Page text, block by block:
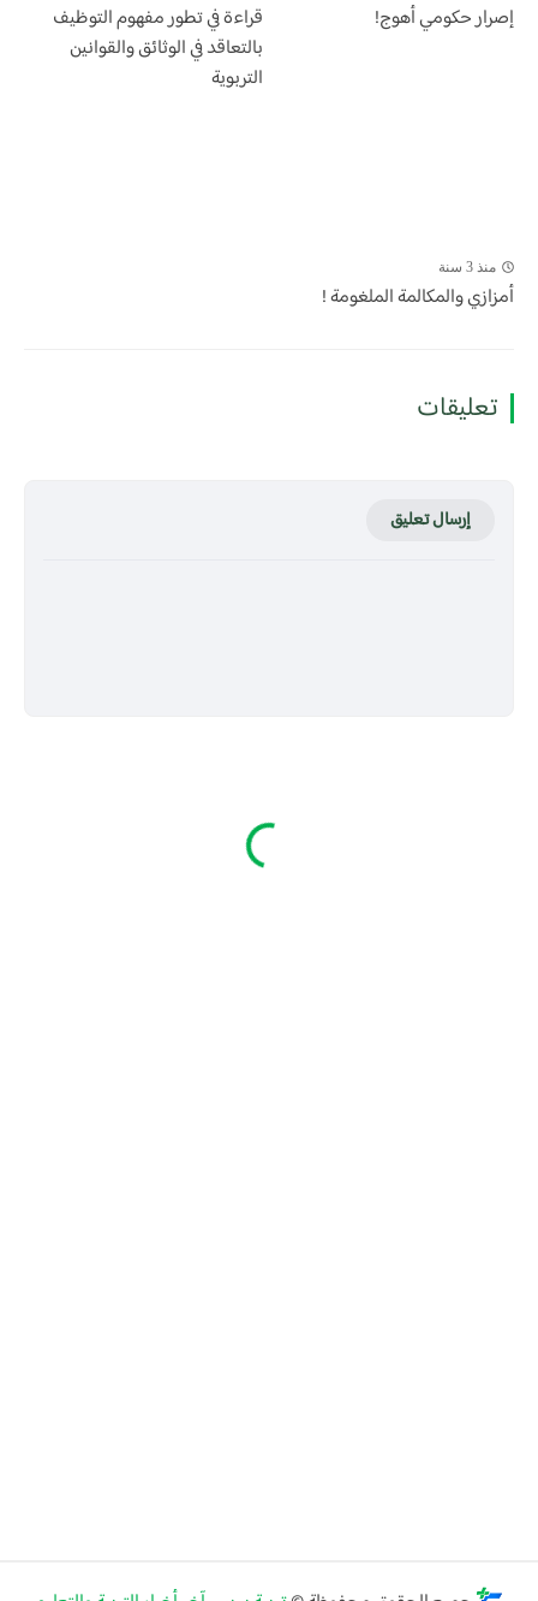
إصرار حكومي أهوج!
قراءة في تطور مفهوم التوظيف
بالتعاقد في الوثائق والقوانين
التربوية
منذ 3 سنة
أمزازي والمكالمة الملغومة !
تعليقات
إرسال تعليق